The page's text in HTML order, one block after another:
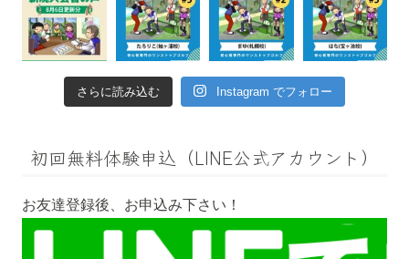
さらに読み込む Instagram でフォロー
初回無料体験申込（LINE公式アカウント）
お友達登録後、お申込み下さい！